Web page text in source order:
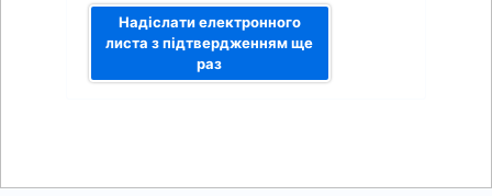
Надіслати електронного
листа з підтвердженням ще
раз